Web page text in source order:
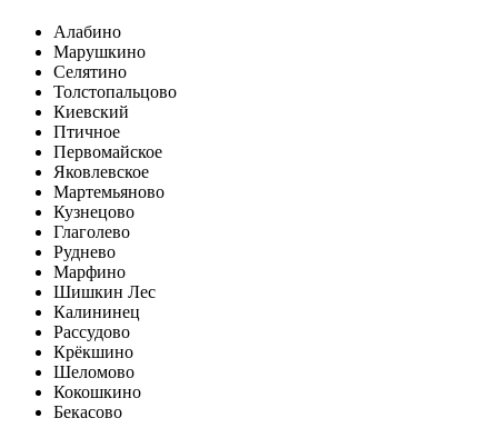
Алабино
Марушкино
Селятино
Толстопальцово
Киевский
Птичное
Первомайское
Яковлевское
Мартемьяново
Кузнецово
Глаголево
Руднево
Марфино
Шишкин Лес
Калининец
Рассудово
Крёкшино
Шеломово
Кокошкино
Бекасово